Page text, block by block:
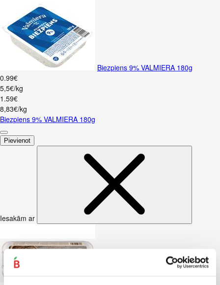
Biezpiens 9% VALMIERA 180g
0.99€
5,5€/kg
1 .59€
8,83€/kg
Biezpiens 9% VALMIERA 180g
Pievienot
Iesakām ar